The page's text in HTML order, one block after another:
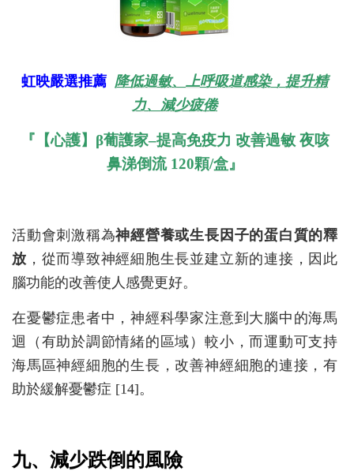
虹映嚴選推薦 降低過敏、上呼吸道感染，提升精
力、減少疲倦
『【心護】β葡護家–提高免疫力 改善過敏 夜咳
鼻涕倒流 120顆/盒』
活動會刺激稱為神經營養或生長因子的蛋白質的釋
放 ，從而導致神經細胞生長並建立新的連接，因此
腦功能的改善使人感覺更好。
在憂鬱症患者中，神經科學家注意到大腦中的海馬
迴（有助於調節情緒的區域）較小，而運動可支持
海馬區神經細胞的生長，改善神經細胞的連接，有
助於緩解憂鬱症 [14]。
九、減少跌倒的風險